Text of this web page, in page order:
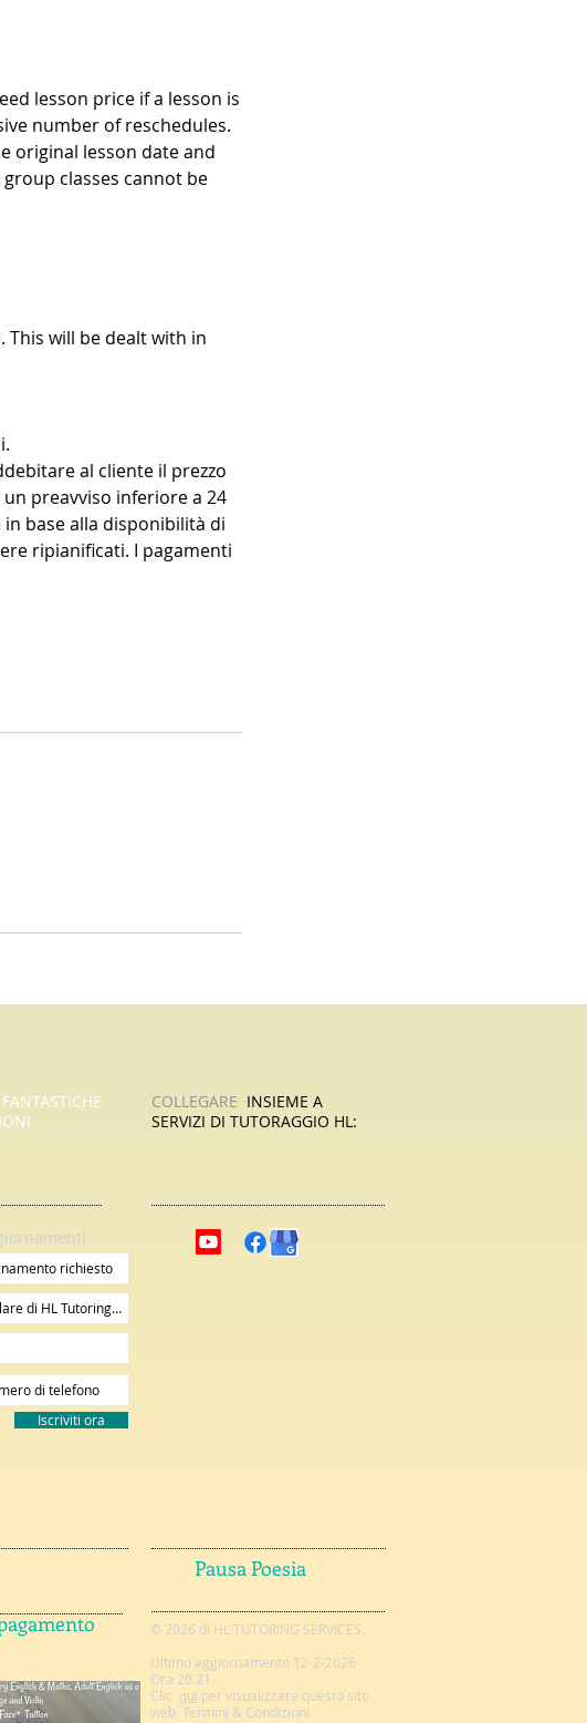
lesson price if a lesson is
number of reschedules.
original lesson date and
classes cannot be
will be dealt with in
al cliente il prezzo
preavviso inferiore a 24
base alla disponibilità di
ripianificati. I pagamenti
© 2026 di HL TUTORING SERVICES.
Ultimo aggiornamento 12-2-2026
Ora 20.21
Clic qui per visualizzare questo sito
web Termini & Condizioni
COLLEGARE INSIEME A
SERVIZI DI TUTORAGGIO HL:
Iscriviti ora
Pausa Poesia